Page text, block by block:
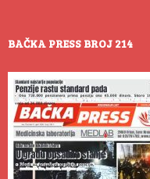
BAČKA PRESS BROJ 214